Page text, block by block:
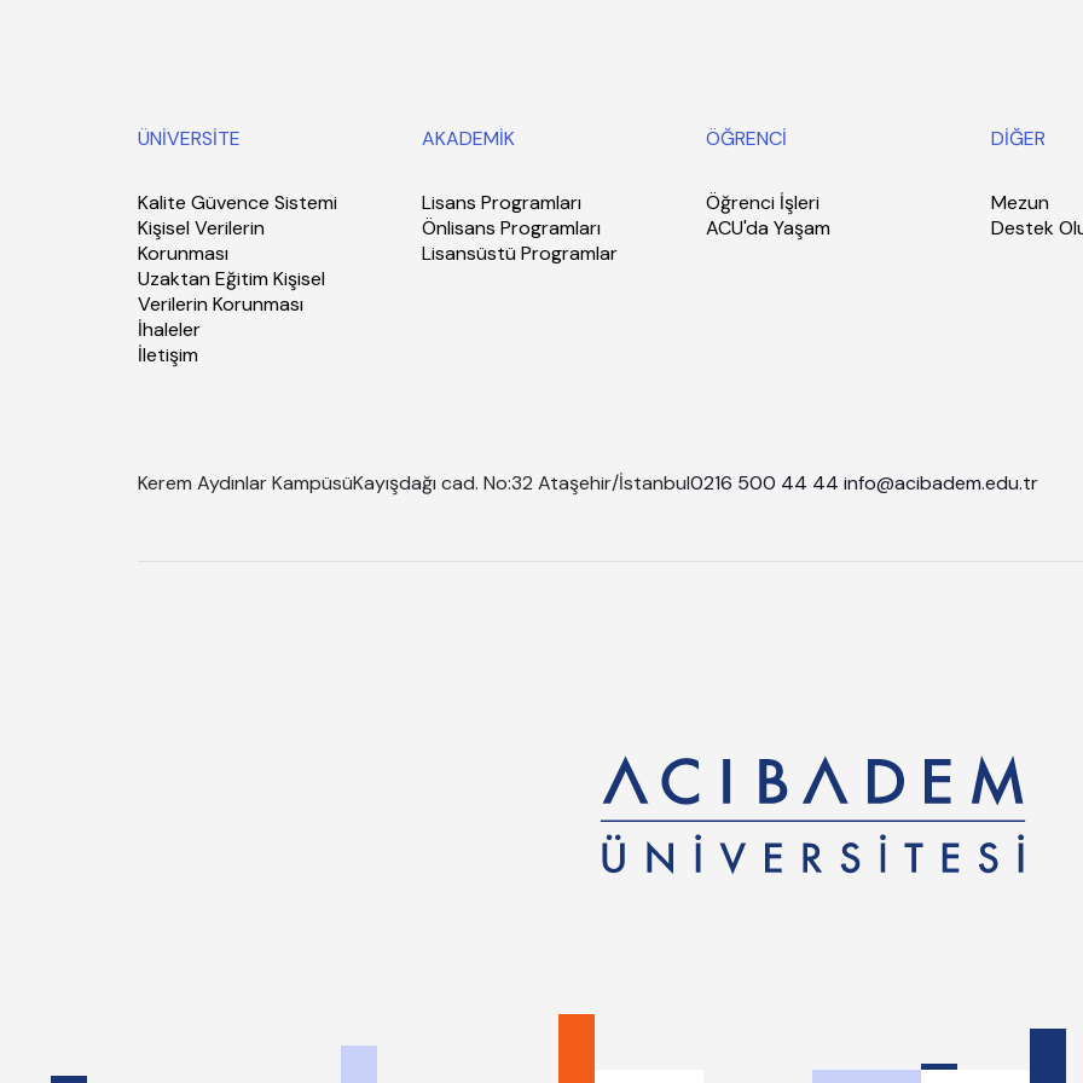
ÜNİVERSİTE
Kalite Güvence Sistemi
Kişisel Verilerin
Korunması
Uzaktan Eğitim Kişisel
Verilerin Korunması
İhaleler
İletişim
AKADEMİK
Lisans Programları
Önlisans Programları
Lisansüstü Programlar
ÖĞRENCİ
Öğrenci İşleri
ACU'da Yaşam
DİĞER
Mezun
Destek
Kerem Aydınlar KampüsüKayışdağı cad. No:32 Ataşehir/İstanbul0216 500 44 44 info@acibadem.edu.tr